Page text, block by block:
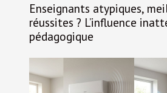
Enseignants atypiques,
réussites ? L’influence
pédagogique